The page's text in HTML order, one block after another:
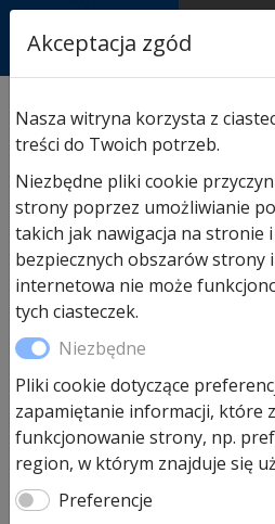
AUTORYZOWANY
PARTNER & SERWIS
do Drzwi Wewnętrznych
Promocja!
Akceptacja zgód
Nasza witryna korzysta z
treści do Twoich potrzeb.
Niezbędne pliki cookie
strony poprzez umożliwianie
takich jak nawigacja na stronie
bezpiecznych obszarów strony
internetowa nie może
tych ciasteczek.
Niezbędne
Pliki cookie dotyczące
zapamiętanie informacji, które
funkcjonowanie strony, np.
region, w którym znajduje się
Preferencje